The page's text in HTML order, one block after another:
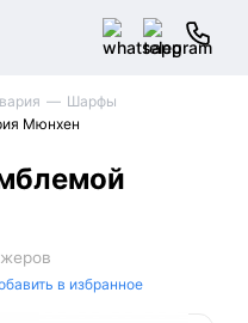
Шарфы
Мюнхен
в избранное